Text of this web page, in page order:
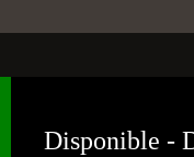
Disponible -